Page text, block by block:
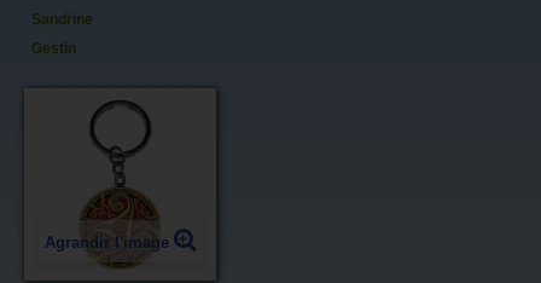
Sandrine
Gestin
Agrandir l'image